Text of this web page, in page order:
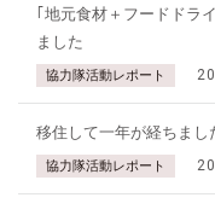
｢地元食材＋フードドラ
ました
協力隊活動レポート
移住して一年が経ちまし
協力隊活動レポート